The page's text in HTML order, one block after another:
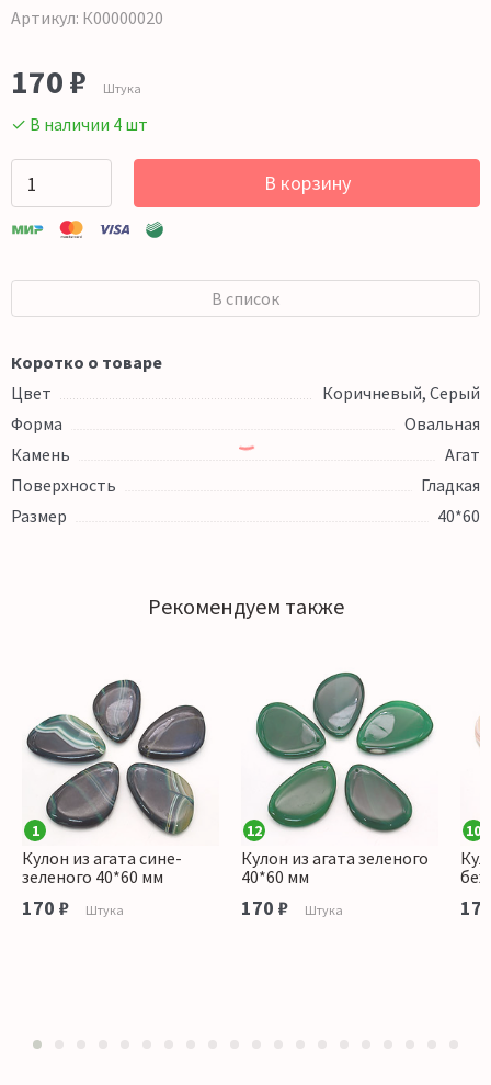
Артикул: К00000020
170 ₽ Штука
✓ В наличии 4 шт
В корзину
В список
Коротко о товаре
Цвет
Коричневый, Серый
Форма
Овальная
Камень
Агат
Поверхность
Гладкая
Размер
40*60
Рекомендуем также
1
Кулон из агата сине-
зеленого 40*60 мм
170 ₽ Штука
12
Кулон из агата зеленого
40*60 мм
170 ₽ Штука
10